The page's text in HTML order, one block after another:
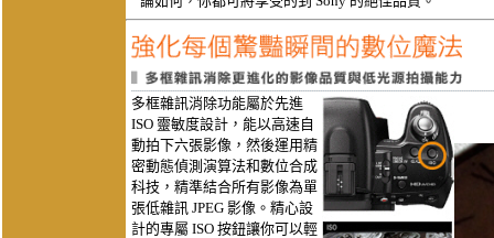
多框雜訊消除功能屬於先進
ISO 靈敏度設計，能以高速自
動拍下六張影像，然後運用精
密動態偵測演算法和數位合成
科技，精準結合所有影像為單
張低雜訊 JPEG 影像。精心設
計的專屬 ISO 按鈕讓你可以輕